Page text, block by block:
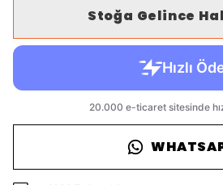
Stoğa Gelince